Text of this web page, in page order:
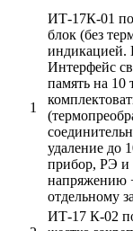
1
ИТ-17К-01
блок (без
индикацией.
Интерфейс
память на
удаление до
прибор, РЭ и
напряжению
отдельному
ИТ-17 К-02